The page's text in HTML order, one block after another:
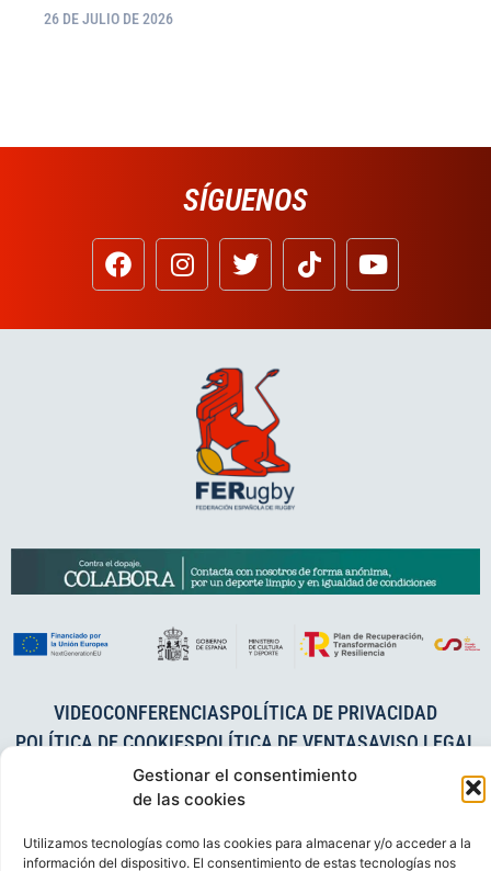
Gestionar el consentimiento
de las cookies
Utilizamos tecnologías como las cookies para almacenar y/o acceder a la
información del dispositivo. El consentimiento de estas tecnologías nos
26 DE JULIO DE 2026
SÍGUENOS
VIDEOCONFERENCIASPOLÍTICA DE PRIVACIDAD
POLÍTICA DE COOKIESPOLÍTICA DE VENTASAVISO LEGAL
CONTACTO
DESARROLLADO POR TOOOLS.